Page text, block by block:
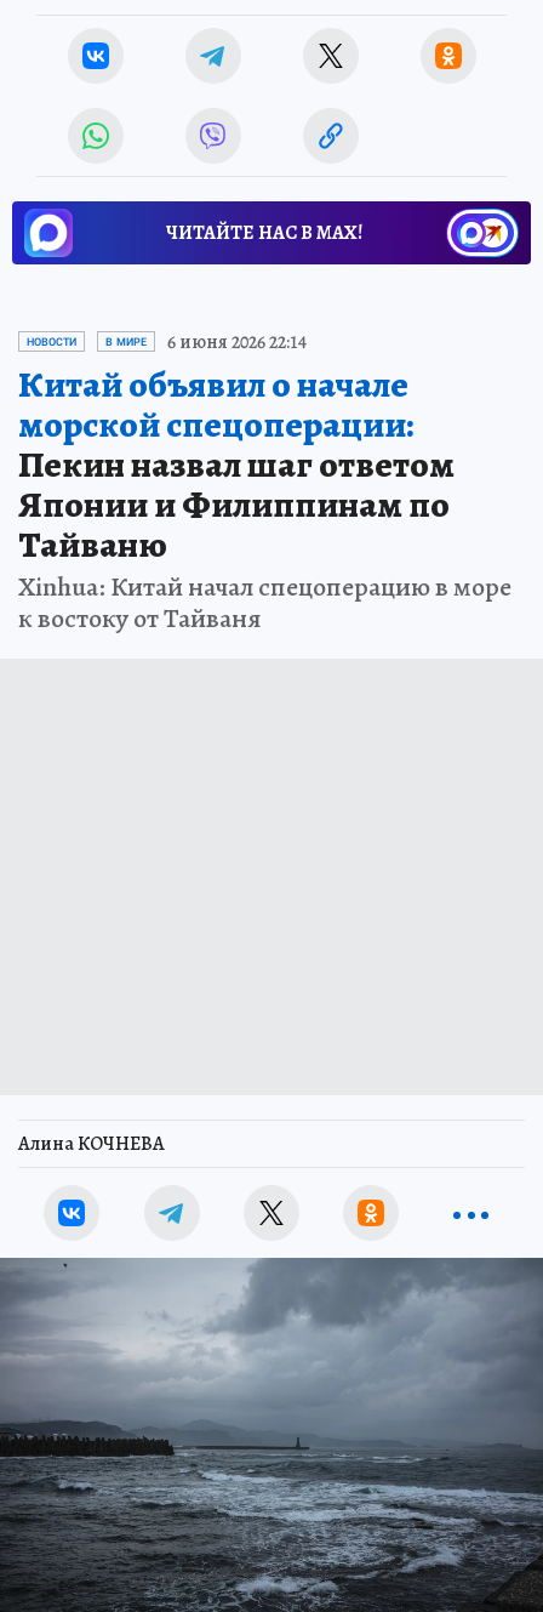
ЧИТАЙТЕ НАС В МАХ!
НОВОСТИ В МИРЕ 6 июня 2026 22:14
Китай объявил о начале
морской спецоперации:
Пекин назвал шаг ответом
Японии и Филиппинам по
Тайваню
Xinhua: Китай начал спецоперацию в море
к востоку от Тайваня
Алина КОЧНЕВА